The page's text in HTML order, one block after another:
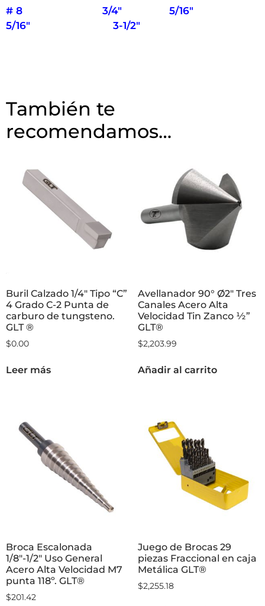
# 8 3/4″ 5/16″
5/16″ 3-1/2″
También te
recomendamos…
Buril Calzado 1/4″ Tipo “C”
4 Grado C-2 Punta de
carburo de tungsteno.
GLT ®
$0.00
Leer más
Avellanador 90° Ø2″ Tres
Canales Acero Alta
Velocidad Tin Zanco ½”
GLT®
$2,203.99
Añadir al carrito
Broca Escalonada
1/8″-1/2″ Uso General
Acero Alta Velocidad M7
punta 118º. GLT®
$201.42
Juego de Brocas 29
piezas Fraccional en caja
Metálica GLT®
$2,255.18